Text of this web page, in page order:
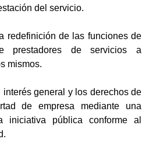
del servicio.
redefinición de las funciones de
prestadores de servicios a
mismos.
general y los derechos de
de empresa mediante una
iniciativa pública conforme al